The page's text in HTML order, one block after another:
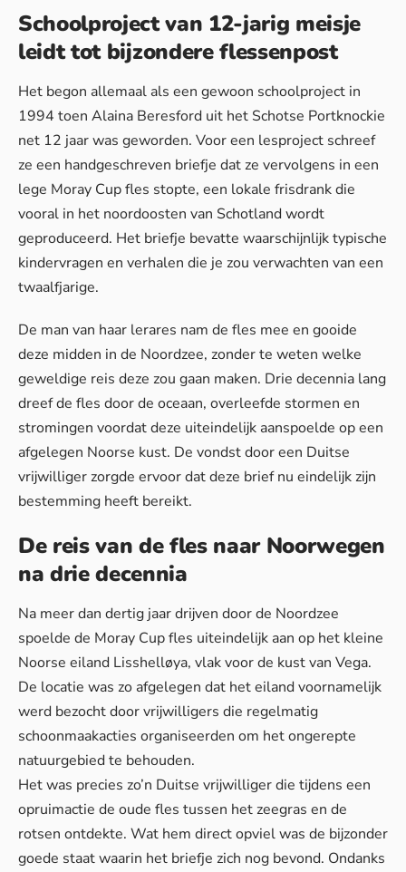
Schoolproject van 12-jarig meisje
leidt tot bijzondere flessenpost
Het begon allemaal als een gewoon schoolproject in
1994 toen Alaina Beresford uit het Schotse Portknockie
net 12 jaar was geworden. Voor een lesproject schreef
ze een handgeschreven briefje dat ze vervolgens in een
lege Moray Cup fles stopte, een lokale frisdrank die
vooral in het noordoosten van Schotland wordt
geproduceerd. Het briefje bevatte waarschijnlijk typische
kindervragen en verhalen die je zou verwachten van een
twaalfjarige.
De man van haar lerares nam de fles mee en gooide
deze midden in de Noordzee, zonder te weten welke
geweldige reis deze zou gaan maken. Drie decennia lang
dreef de fles door de oceaan, overleefde stormen en
stromingen voordat deze uiteindelijk aanspoelde op een
afgelegen Noorse kust. De vondst door een Duitse
vrijwilliger zorgde ervoor datdeze briefnu eindelijk zijn
bestemming heeft bereikt.
De reis van de fles naar Noorwegen
na drie decennia
Na meer dan dertig jaar drijven door de Noordzee
spoelde de Moray Cup fles uiteindelijk aan op het kleine
Noorse eiland Lisshelløya, vlak voor de kust van Vega.
De locatie was zo afgelegen dat het eiland voornamelijk
werd bezocht door vrijwilligers die regelmatig
schoonmaakacties organiseerden om het ongerepte
natuurgebied te behouden.
Het was precies zo’n Duitse vrijwilliger die tijdens een
opruimactie de oude fles tussen het zeegras en de
rotsen ontdekte. Wat hem direct opviel was de bijzonder
goede staat waarin het briefje zich nog bevond. Ondanks